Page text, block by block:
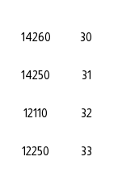
30
14260
31
14250
32
12110
33
12250